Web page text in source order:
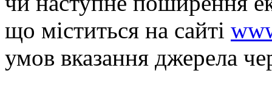
що мiститься на сайті
умов вказання джерела